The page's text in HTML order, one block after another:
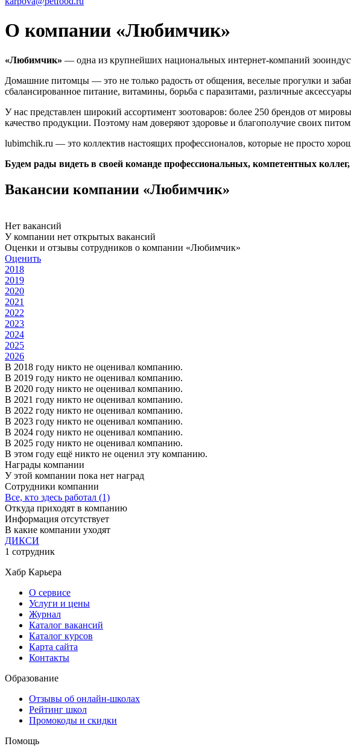
О компании «Любимчик»
«Любимчик» — одна из крупнейших национальных интернет-компаний
Домашние питомцы — это не только радость от общения, веселые прогулки и
сбалансированное питание, витамины, борьба с паразитами, различные
У нас представлен широкий ассортимент зоотоваров: более 250 брендов от
качество продукции. Поэтому нам доверяют здоровье и благополучие своих
lubimchik.ru — это коллектив настоящих профессионалов, которые не просто
Будем рады видеть в своей команде профессиональных, компетентных
Вакансии компании «Любимчик»
Нет вакансий
У компании нет открытых вакансий
Оценки и отзывы сотрудников о компании «Любимчик»
Оценить
2018
2019
2020
2021
2022
2023
2024
2025
2026
В 2018 году никто не оценивал компанию.
В 2019 году никто не оценивал компанию.
В 2020 году никто не оценивал компанию.
В 2021 году никто не оценивал компанию.
В 2022 году никто не оценивал компанию.
В 2023 году никто не оценивал компанию.
В 2024 году никто не оценивал компанию.
В 2025 году никто не оценивал компанию.
В этом году ещё никто не оценил эту компанию.
Награды компании
У этой компании пока нет наград
Сотрудники компании
Все, кто здесь работал (1)
Откуда приходят в компанию
Информация отсутствует
В какие компании уходят
ДИКСИ
1 сотрудник
Хабр Карьера
О сервисе
Услуги и цены
Журнал
Каталог вакансий
Каталог курсов
Карта сайта
Контакты
Образование
Отзывы об онлайн-школах
Рейтинг школ
Промокоды и скидки
Помощь